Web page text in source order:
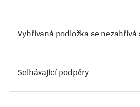
Vyhřívaná podložka se nezahřívá
Selhávající podpěry